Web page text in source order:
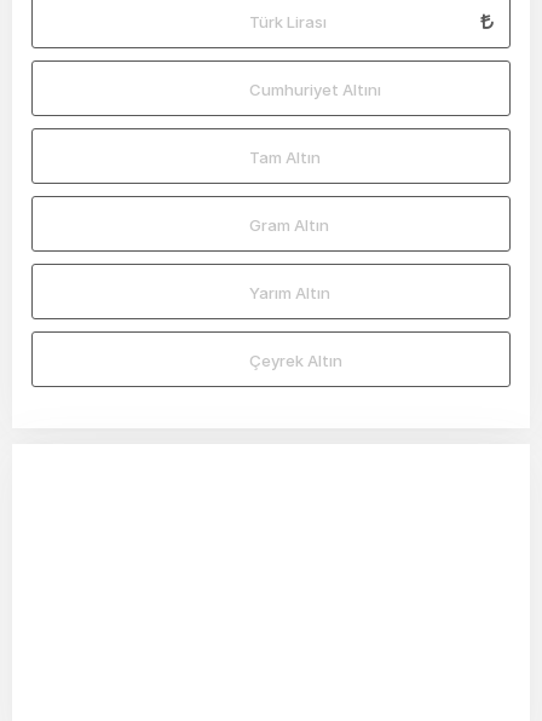
Türk Lirası
Cumhuriyet Altını
Tam Altın
Gram Altın
Yarım Altın
Çeyrek Altın